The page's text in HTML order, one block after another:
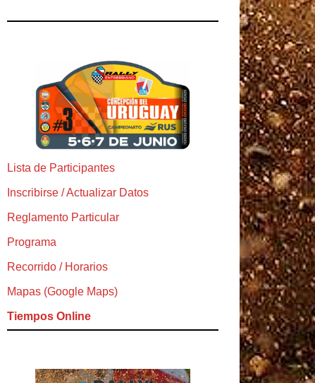
Lista de Participantes
Inscribirse / Actualizar Datos
Reglamento Particular
Programa
Recorrido / Horarios
Mapas (Google Maps)
Tiempos Online